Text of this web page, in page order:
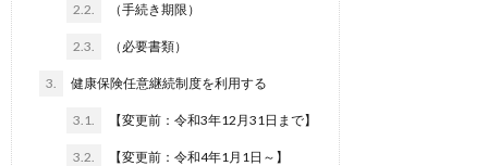
2.2. （手続き期限）
2.3. （必要書類）
3. 健康保険任意継続制度を利用する
3.1. 【変更前：令和3年12月31日まで】
3.2. 【変更前：令和4年1月1日～】